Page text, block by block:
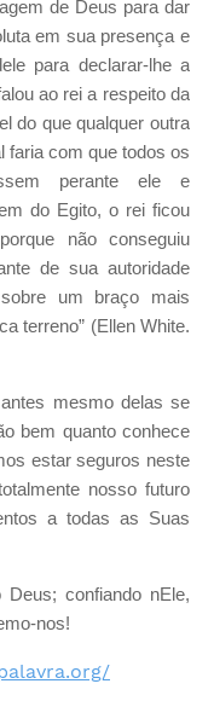
de Deus para dar
em sua presença e
para declarar-lhe a
ao rei a respeito da
do que qualquer outra
faria com que todos os
perante ele e
do Egito, o rei ficou
não conseguiu
de sua autoridade
um braço mais
terreno” (Ellen White.
mesmo delas se
bem quanto conhece
estar seguros neste
nosso futuro
a todas as Suas
confiando nEle,
nos!